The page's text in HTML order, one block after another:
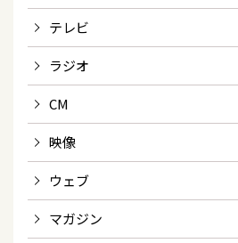
テレビ
ラジオ
CM
映像
ウェブ
マガジン